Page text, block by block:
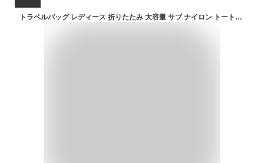
トラベルバッグ レディース 折りたたみ 大容量 サブ ナイロン トートバッグ ボストンバッグ 母の日 一泊旅行 バッグ 旅行かばん シューズ収納 バッグ マザーズバッグ ジム バック ハンドバッグ